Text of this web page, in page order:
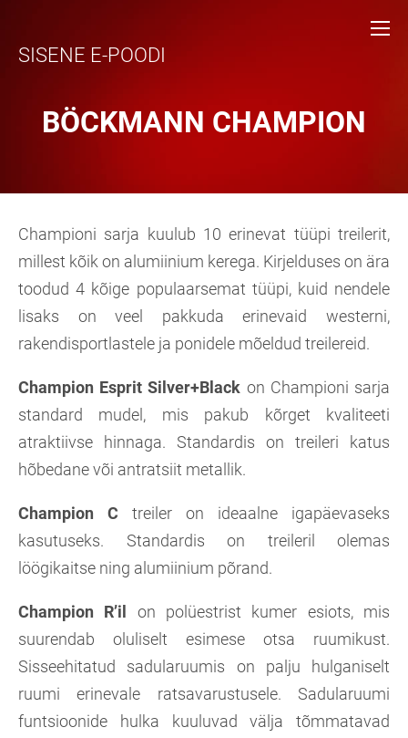
SISENE E-POODI
BÖCKMANN CHAMPION
Championi sarja kuulub 10 erinevat tüüpi treilerit,
millest kõik on alumiinium kerega. Kirjelduses on ära
toodud 4 kõige populaarsemat tüüpi, kuid nendele
lisaks on veel pakkuda erinevaid westerni,
rakendisportlastele ja ponidele mõeldud treilereid.
Champion Esprit Silver+Black on Championi sarja
standard mudel, mis pakub kõrget kvaliteeti
atraktiivse hinnaga. Standardis on treileri katus
hõbedane või antratsiit metallik.
Champion C treiler on ideaalne igapäevaseks
kasutuseks. Standardis on treileril olemas
löögikaitse ning alumiinium põrand.
Champion R’il
on polüestrist kumer esiots, mis
suurendab oluliselt esimese otsa ruumikust.
Sisseehitatud sadularuumis on palju hulganiselt
ruumi erinevale ratsavarustusele. Sadularuumi
funtsioonide hulka kuuluvad välja tõmmatavad